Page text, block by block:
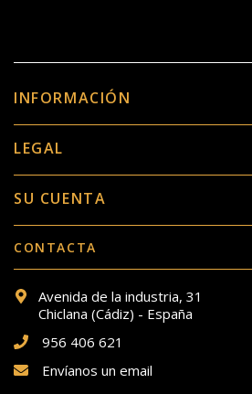
INFORMACIÓN
LEGAL
SU CUENTA
CONTACTA
Avenida de la industria, 31
Chiclana (Cádiz) - España
956 406 621
Envíanos un email